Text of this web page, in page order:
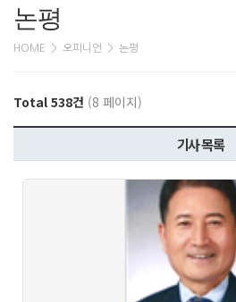
논평
HOME > 오피니언 > 논평
Total 538건 (8 페이지)
기사 목록